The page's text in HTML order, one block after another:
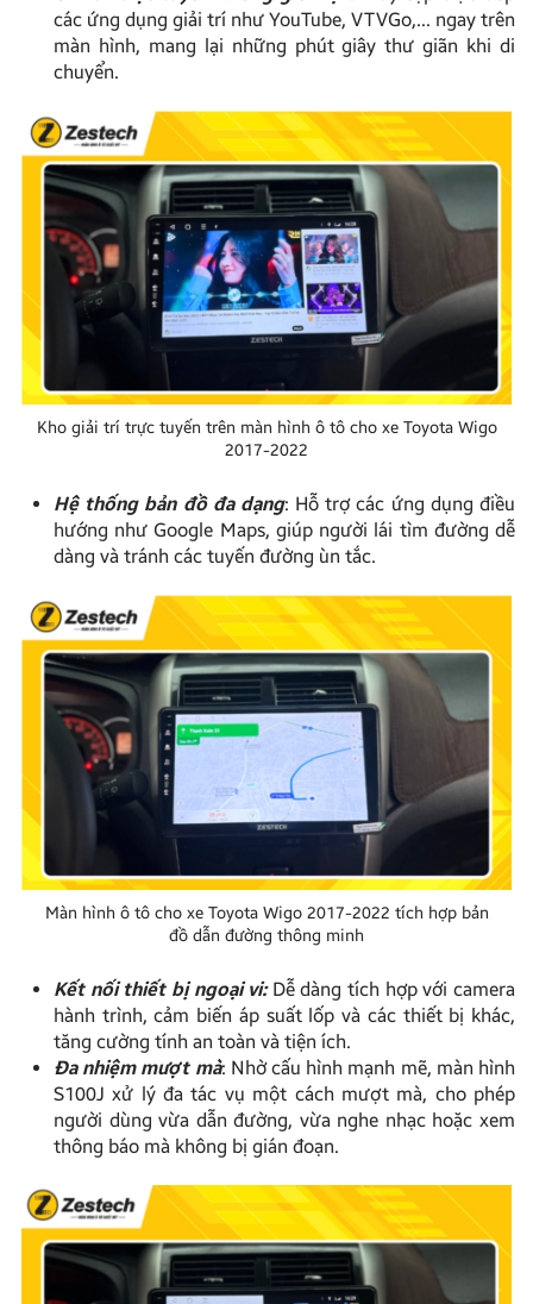
các ứng dụng giải trí như YouTube, VTVGo,… ngay trên
màn hình, mang lại những phút giây thư giãn khi di
chuyển.
Kho giải trí trực tuyến trên màn hình ô tô cho xe Toyota Wigo
2017-2022
Hệ thống bản đồ đa dạng: Hỗ trợ các ứng dụng điều
hướng như Google Maps, giúp người lái tìm đường dễ
dàng và tránh các tuyến đường ùn tắc.
Màn hình ô tô cho xe Toyota Wigo 2017-2022 tích hợp bản
đồ dẫn đường thông minh
Kết nối thiết bị ngoại vi:Dễ dàng tích hợp với camera
hành trình, cảm biến áp suất lốp và các thiết bị khác,
tăng cường tính an toàn và tiện ích.
Đa nhiệm mượt mà: Nhờ cấu hình mạnh mẽ, màn hình
S100J xử lý đa tác vụ một cách mượt mà, cho phép
người dùng vừa dẫn đường, vừa nghe nhạc hoặc xem
thông báo mà không bị gián đoạn.